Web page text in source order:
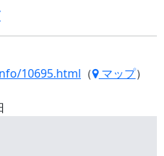
10695.html （ マップ）